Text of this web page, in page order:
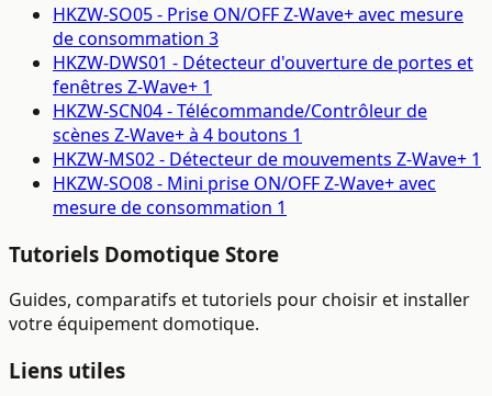
HKZW-SO05 - Prise ON/OFF Z-Wave+ avec mesure
de consommation 3
HKZW-DWS01 - Détecteur d'ouverture de portes et
fenêtres Z-Wave+ 1
HKZW-SCN04 - Télécommande/Contrôleur de
scènes Z-Wave+ à 4 boutons 1
HKZW-MS02 - Détecteur de mouvements Z-Wave+ 1
HKZW-SO08 - Mini prise ON/OFF Z-Wave+ avec
mesure de consommation 1
Tutoriels Domotique Store
Guides, comparatifs et tutoriels pour choisir et installer
votre équipement domotique.
Liens utiles